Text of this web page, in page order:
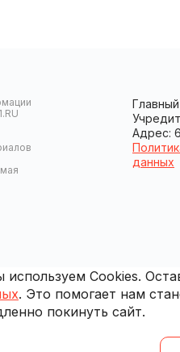
Адрес:
данных
Cookies.
. Это помогает нам
покинуть сайт.